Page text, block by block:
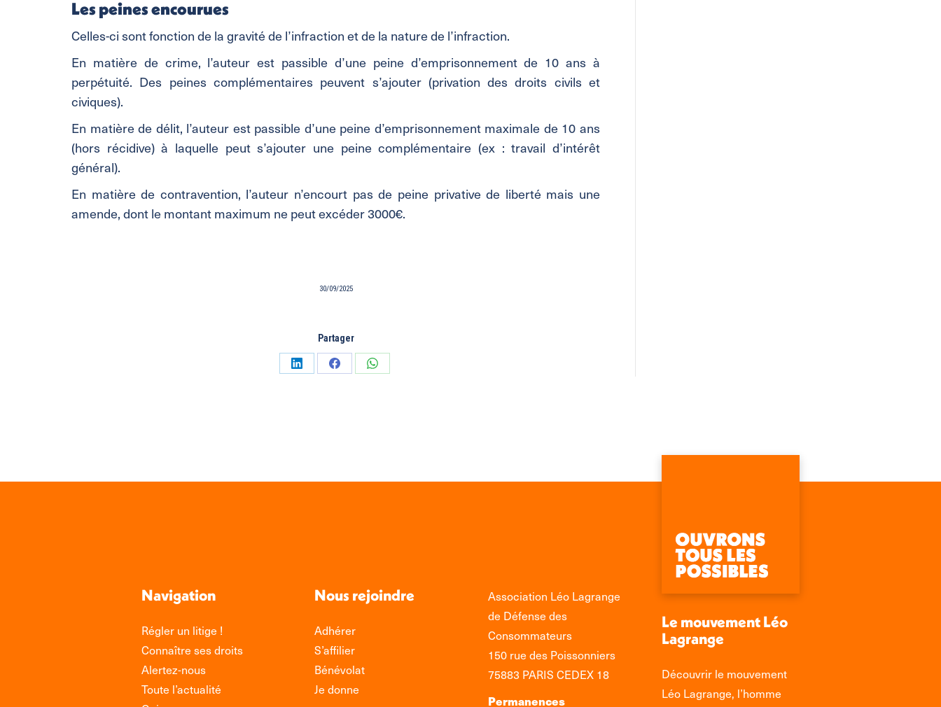
Les peines encourues
Celles-ci sont fonction de la gravité de l’infraction et de la nature de l’infraction.
En matière de crime, l’auteur est passible d’une peine d’emprisonnement de 10 ans à
perpétuité. Des peines complémentaires peuvent s’ajouter (privation des droits civils et
civiques).
En matière de délit, l’auteur est passible d’une peine d’emprisonnement maximale de 10 ans
(hors récidive) à laquelle peut s’ajouter une peine complémentaire (ex : travail d’intérêt
général).
En matière de contravention, l’auteur n’encourt pas de peine privative de liberté mais une
amende, dont le montant maximum ne peut excéder 3000€.
30/09/2025
Partager
PartagerPartagerPartager
Navigation
Régler un litige !
Connaître ses droits
Alertez-nous
Toute l’actualité
Nous rejoindre
Adhérer
S’affilier
Bénévolat
Je donne
Association Léo Lagrange
de Défense des
Consommateurs
150 rue des Poissonniers
75883 PARIS CEDEX 18
Permanences
Le mouvement Léo
Lagrange
Découvrir le mouvement
Léo Lagrange, l’homme